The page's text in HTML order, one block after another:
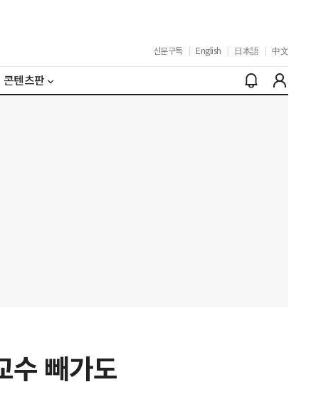
신문구독 English 日本語 中文
콘텐츠판
수 빼가도